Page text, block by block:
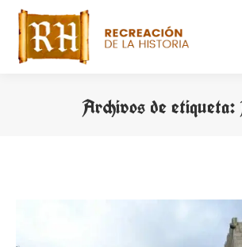
Archivos de etiqueta: